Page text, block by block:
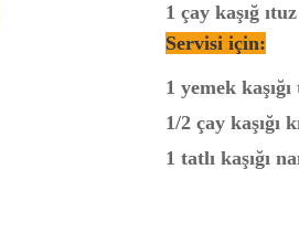
1 çay kaşığ ıtuz
Servisi için:
1 yemek kaşığı
1/2 çay kaşığı
1 tatlı kaşığı